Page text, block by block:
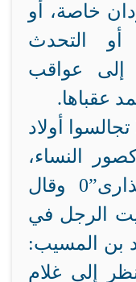
خاصة، أو
أو التحدث
إلى عواقب
عقباها.
أولاد
النساء،
وهم أشد فتنة من العذارى”0 وقال
الرجل في
بن المسيب:
إلى غلام